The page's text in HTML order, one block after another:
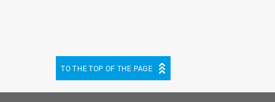
TO THE TOP OF THE PAGE